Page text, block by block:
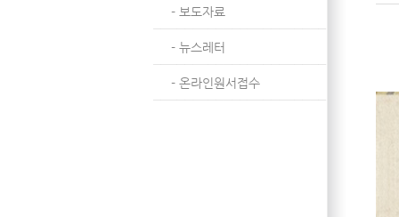
- 보도자료
- 뉴스레터
- 온라인원서접수